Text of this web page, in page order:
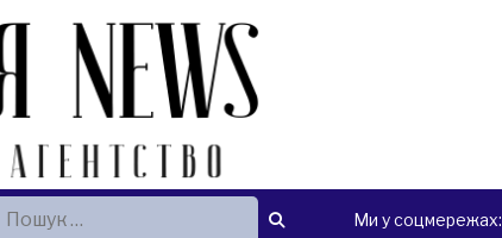
Ми у соцмережах: